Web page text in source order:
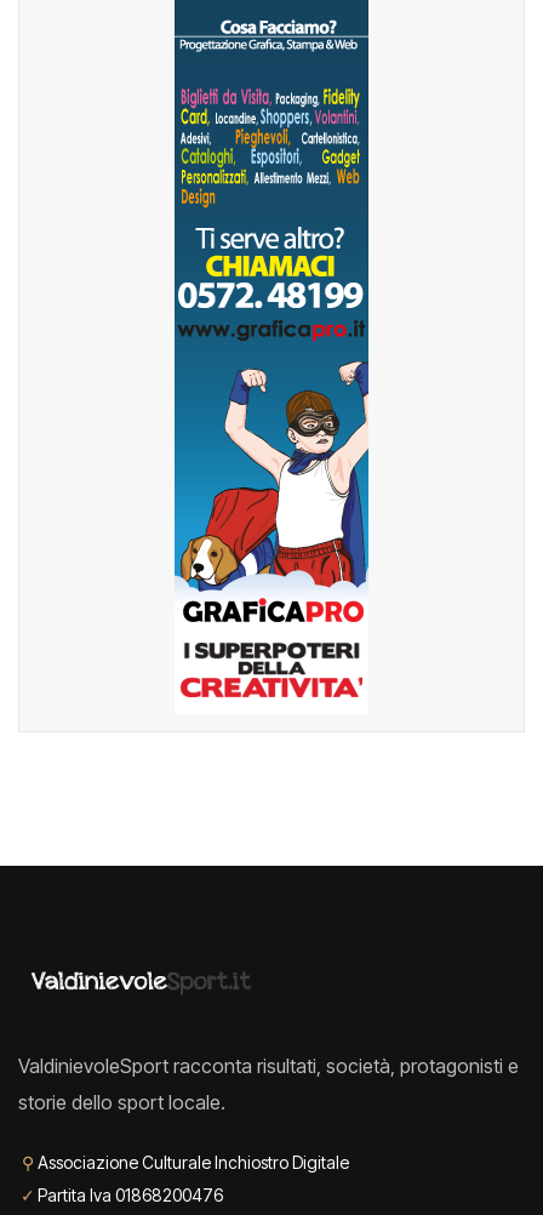
ValdinievoleSport racconta risultati, società, protagonisti e
storie dello sport locale.
⚲ Associazione Culturale Inchiostro Digitale
✓ Partita Iva 01868200476